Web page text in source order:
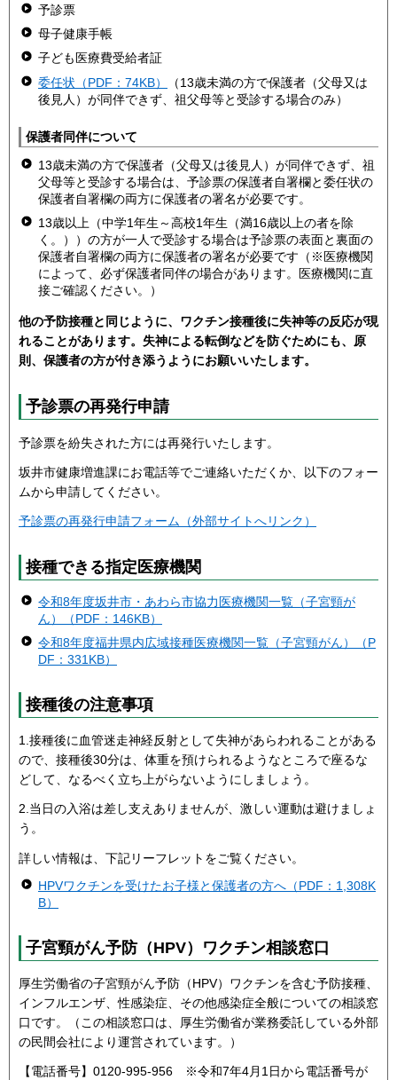
予診票
母子健康手帳
子ども医療費受給者証
委任状（PDF：74KB）
（13歳未満の方で保護者（父母又は
後見人）が同伴できず、祖父母等と受診する場合のみ）
保護者同伴について
13歳未満の方で保護者（父母又は後見人）が同伴できず、祖
父母等と受診する場合は、予診票の保護者自署欄と委任状の
保護者自署欄の両方に保護者の署名が必要です。
13歳以上（中学1年生～高校1年生（満16歳以上の者を除
く。））の方が一人で受診する場合は予診票の表面と裏面の
保護者自署欄の両方に保護者の署名が必要です（※医療機関
によって、必ず保護者同伴の場合があります。医療機関に直
接ご確認ください。）
他の予防接種と同じように、ワクチン接種後に失神等の反応が現
れることがあります。失神による転倒などを防ぐためにも、原
則、保護者の方が付き添うようにお願いいたします。
予診票の再発行申請
予診票を紛失された方には再発行いたします。
坂井市健康増進課にお電話等でご連絡いただくか、以下のフォー
ムから申請してください。
予診票の再発行申請フォーム（外部サイトへリンク）
接種できる指定医療機関
令和8年度坂井市・あわら市協力医療機関一覧（子宮頸が
ん）（PDF：146KB）
令和8年度福井県内広域接種医療機関一覧（子宮頸がん）（P
DF：331KB）
接種後の注意事項
1.接種後に血管迷走神経反射として失神があらわれることがある
ので、接種後30分は、体重を預けられるようなところで座るな
どして、なるべく立ち上がらないようにしましょう。
2.当日の入浴は差し支えありませんが、激しい運動は避けましょ
う。
詳しい情報は、下記リーフレットをご覧ください。
HPVワクチンを受けたお子様と保護者の方へ（PDF：1,308K
B）
子宮頸がん予防（HPV）ワクチン相談窓口
厚生労働省の子宮頸がん予防（HPV）ワクチンを含む予防接種、
インフルエンザ、性感染症、その他感染症全般についての相談窓
口です。（この相談窓口は、厚生労働省が業務委託している外部
の民間会社により運営されています。）
【電話番号】0120-995-956 ※令和7年4月1日から電話番号が